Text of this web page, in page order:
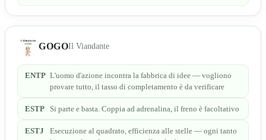
GOGOIl Viandante
ENTP L'uomo d'azione incontra la fabbrica di idee — vogliono
provare tutto, il tasso di completamento è da verificare
ESTP Si parte e basta. Coppia ad adrenalina, il freno è facoltativo
ESTJ
Esecuzione al quadrato, efficienza alle stelle — ogni tanto